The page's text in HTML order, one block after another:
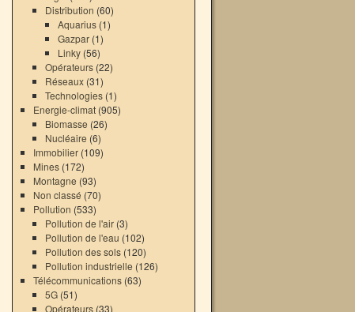
Distribution (60)
Aquarius(1)
Gazpar(1)
Linky(56)
Opérateurs (22)
Réseaux (31)
Technologies (1)
Energie-climat(905)
Biomasse (26)
Nucléaire (6)
Immobilier(109)
Mines(172)
Montagne (93)
Non classé (70)
Pollution (533)
Pollution de l'air (3)
Pollution de l'eau (102)
Pollution des sols (120)
Pollution industrielle (126)
Télécommunications(63)
5G (51)
Opérateurs (33)